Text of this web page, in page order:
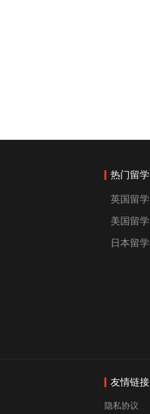
热门留学
英国留学
美国留学
日本留学
友情链接
隐私协议